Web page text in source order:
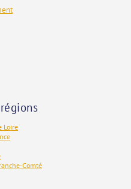
Loire
Comté